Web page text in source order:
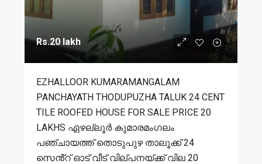
Rs.20 lakh
EZHALLOOR KUMARAMANGALAM
PANCHAYATH THODUPUZHA TALUK 24 CENT
TILE ROOFED HOUSE FOR SALE PRICE 20
LAKHS ഏഴല്ലൂർ കുമാരമംഗലം
പഞ്ചായത്ത് തൊടുപുഴ താലൂക്ക് 24
സെൻ്റ് ഓട് വീട് വില്പനയ്ക്ക് വില 20